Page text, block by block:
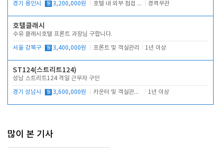
경기 용인시 월 3,200,000원 호텔 내 외부 점검 및 프런트 운영 경력무관
호텔클래시
수유 클래시호텔 프론트 과장님 구합니다.
서울 강북구 월 3,400,000원 프론트 및 객실관리 1년 이상
ST124(스트리트124)
성남 스트리트124 격일 근무자 구인
경기 성남시 월 3,600,000원 카운터 및 객실관리 전반 1년 이상
많이 본 기사